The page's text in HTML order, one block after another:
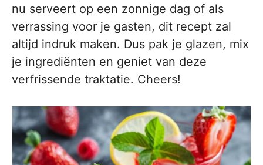
nu serveert op een zonnige dag of als
verrassing voor je gasten, dit recept zal
altijd indruk maken. Dus pak je glazen, mix
je ingrediënten en geniet van deze
verfrissende traktatie. Cheers!